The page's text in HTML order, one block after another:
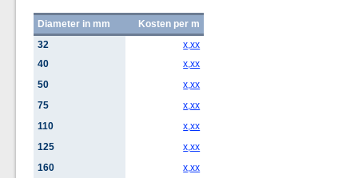
Diameter in mm
Kosten per m
32
x,xx
40
x,xx
50
x,xx
75
x,xx
110
x,xx
125
x,xx
160
x,xx